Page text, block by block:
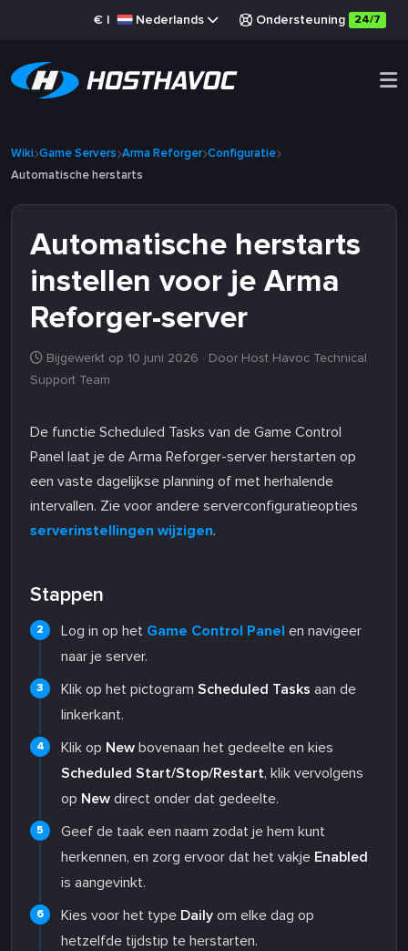
€ | Nederlands Ondersteuning 24/7
Wiki Game Servers Arma Reforger Configuratie
Automatische herstarts
Automatische herstarts
instellen voor je Arma
Reforger-server
Bijgewerkt op 10 juni 2026 · Door Host Havoc Technical
Support Team
De functie Scheduled Tasks van de Game Control
Panel laat je de Arma Reforger-server herstarten op
een vaste dagelijkse planning of met herhalende
intervallen. Zie voor andere serverconfiguratieopties
serverinstellingen wijzigen.
Stappen
Log in op het Game Control Panel en navigeer
naar je server.
Klik op het pictogram Scheduled Tasks aan de
linkerkant.
Klik op New bovenaan het gedeelte en kies
Scheduled Start/Stop/Restart, klik vervolgens
op New direct onder dat gedeelte.
Geef de taak een naam zodat je hem kunt
herkennen, en zorg ervoor dat het vakje Enabled
is aangevinkt.
Kies voor het type Daily om elke dag op
hetzelfde tijdstip te herstarten.